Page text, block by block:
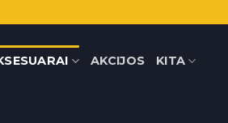
AKCIJOS KITA